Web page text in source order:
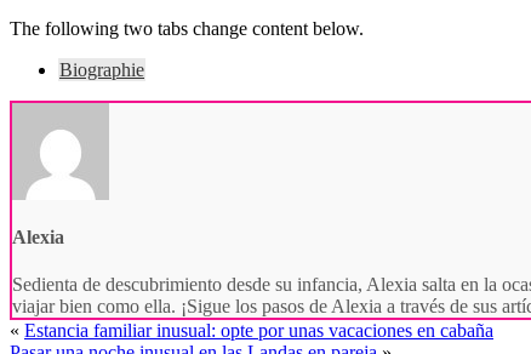
The following two tabs change content below.
Biographie
Alexia
Sedienta de descubrimiento desde su infancia, Alexia salta en la
viajar bien como ella. ¡Sigue los pasos de Alexia a través de sus
« Estancia familiar inusual: opte por unas vacaciones en cabaña